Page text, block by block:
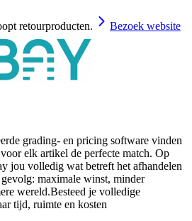
retourproducten. Bezoek website
grading- en pricing software vinden
elk artikel de perfecte match. Op
jou volledig wat betreft het afhandelen
maximale winst, minder
wereld.Besteed je volledige
tijd, ruimte en kosten